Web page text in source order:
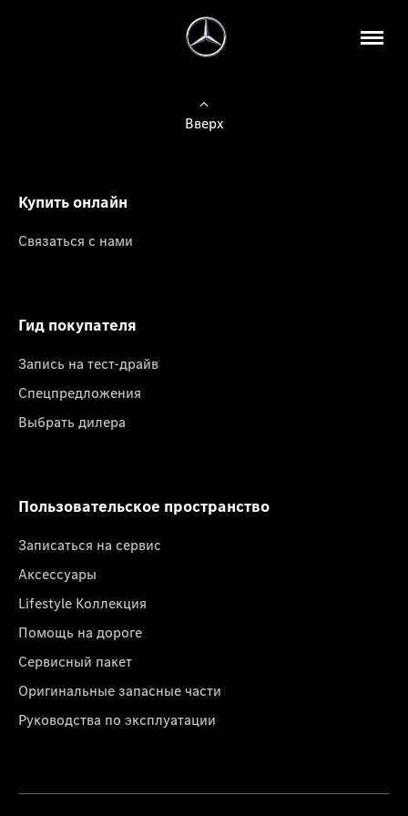
Вверх
Купить онлайн
Связаться с нами
Гид покупателя
Запись на тест-драйв
Спецпредложения
Выбрать дилера
Пользовательское пространство
Записаться на сервис
Аксессуары
Lifestyle Коллекция
Помощь на дороге
Сервисный пакет
Оригинальные запасные части
Руководства по эксплуатации